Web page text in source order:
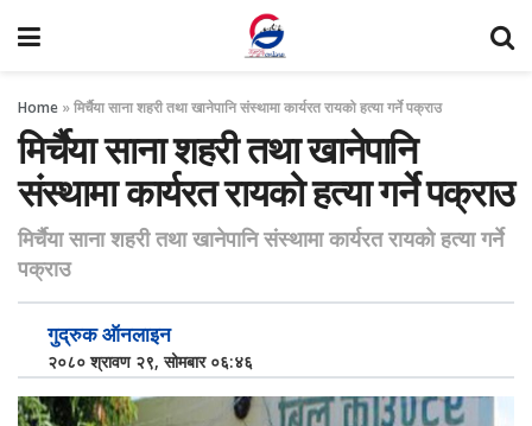
Home »मिर्चैया साना शहरी तथा खानेपानि संस्थामा कार्यरत रायको हत्या गर्ने पक्राउ
मिर्चैया साना शहरी तथा खानेपानि
संस्थामा कार्यरत रायको हत्या गर्ने पक्राउ
मिर्चैया साना शहरी तथा खानेपानि संस्थामा कार्यरत रायको हत्या गर्ने
पक्राउ
गुद्रुक ऑनलाइन
२०८० श्रावण २९, सोमबार ०६:४६